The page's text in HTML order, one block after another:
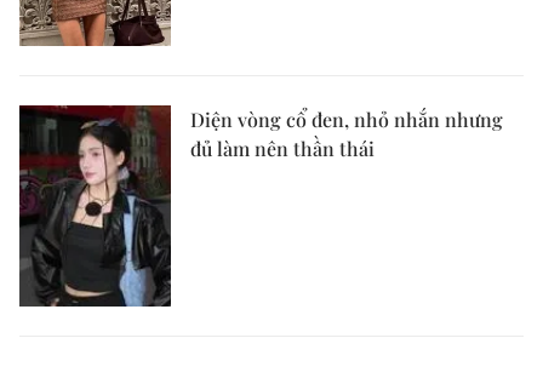
Diện vòng cổ đen, nhỏ nhắn nhưng
đủ làm nên thần thái